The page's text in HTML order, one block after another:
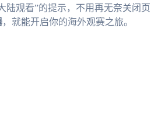
陆观看”的提示，不用再无奈关闭页
，就能开启你的海外观赛之旅。